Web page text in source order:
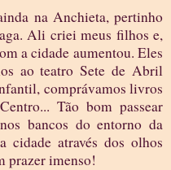
na Anchieta, pertinho
Ali criei meus filhos e,
a cidade aumentou. Eles
ao teatro Sete de Abril
comprávamos livros
Tão bom passear
bancos do entorno da
através dos olhos
prazer imenso!